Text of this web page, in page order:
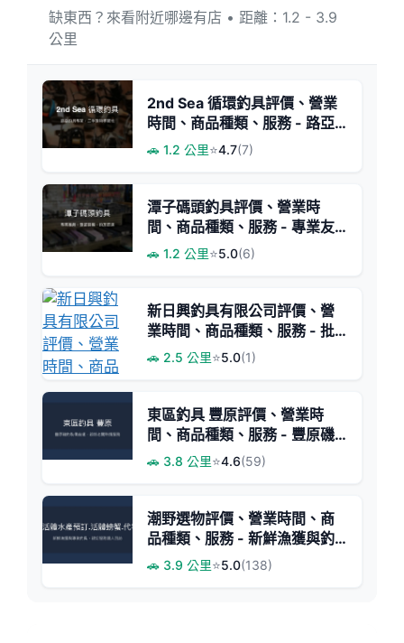
缺東西？來看附近哪邊有店 • 距離：1.2 - 3.9
公里
2nd Sea 循環釣具評價、營業
時間、商品種類、服務 - 路亞
專業二手釣具店
🚗 1.2 公里⭐4.7(7)
潭子碼頭釣具評價、營業時
間、商品種類、服務 - 專業友
善的釣具交流聖地
🚗 1.2 公里⭐5.0(6)
新日興釣具有限公司評價、營
業時間、商品種類、服務 - 批
發價格與豐富釣具選擇
🚗 2.5 公里⭐5.0(1)
東區釣具 豐原評價、營業時
間、商品種類、服務 - 豐原磯
釣專賣與親切老闆
🚗 3.8 公里⭐4.6(59)
潮野選物評價、營業時間、商
品種類、服務 - 新鮮漁獲與釣
具專業推薦
🚗 3.9 公里⭐5.0(138)